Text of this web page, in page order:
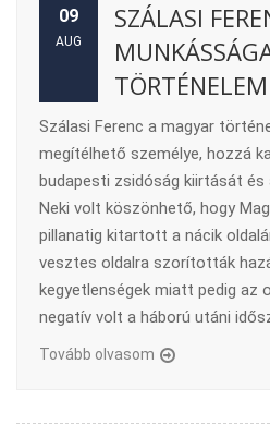
09
AUG
SZÁLASI
Szálasi Ferenc a magyar
megítélhető személye, hozzá
budapesti zsidóság kiirtását és
Neki volt köszönhető, hogy
pillanatig kitartott a nácik
vesztes oldalra szorították
kegyetlenségek miatt pedig az
negatív volt a háború utáni
Tovább olvasom